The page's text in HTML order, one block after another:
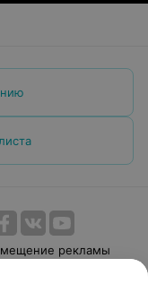
рекламы